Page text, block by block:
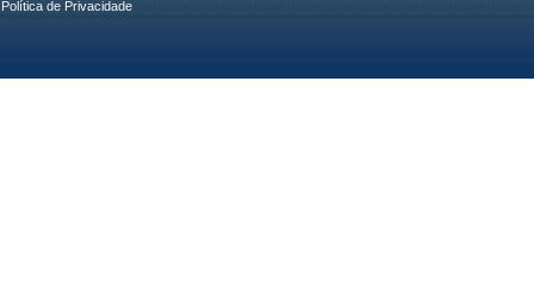
Política de Privacidade